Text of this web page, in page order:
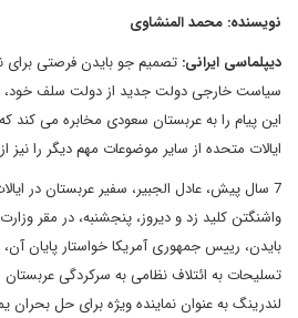
نویسنده: محمد المنشاوی
دیپلماسی ایرانی: تصمیم جو بایدن فرصتی برای
سیاست خارجی دولت جدید از دولت سلف خود،
این پیام را به عربستان سعودی مخابره می کند
ایالات متحده از سایر موضوعات مهم دیگر را
7 سال پیش، عادل الجبیر، سفیر عربستان در
واشنگتن کلید زد و دیروز، پنجشنبه، در مقر
بایدن، رییس جمهوری آمریکا خواستار پایان
تسلیحات به ائتلاف نظامی به سرکردگی عربستان
لندرینگ به عنوان نماینده ویژه برای حل بحران